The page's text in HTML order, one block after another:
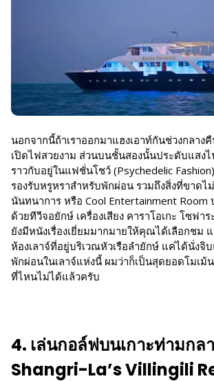
นอกจากนี้ถ้าเราออกมาแฮงเอาท์กันช่วงกลาง
เปิดไฟสวยงาม ส่วนบนชั้นสองนั้นประดับแสง
ราวกับอยู่ในแฟชั่นโชว์ (Psychedelic
รองรับหรูหราสำหรับพักผ่อน รวมถึงสิ่งที่ขาด
นันทนาการ หรือ Cool Entertainment
ด้วยทีวีจอยักษ์ เครื่องเสียง คาราโอเกะ โซฟา
ยังมีหนังเรื่องเยี่ยมมากมายให้คุณได้เลือกชม
ห้องเลาจ์ที่อยู่บริเวณหัวเรือลำยักษ์ แค่ได้นั่ง
พักผ่อนในเลาจ์แห่งนี้ ผมว่าก็เป็นสุดยอดโมเม้
ที่ไหนไม่ได้แล้วครับ
4. เล่นกอล์ฟบนเกาะท่ามกล
Shangri-La’s Villingili